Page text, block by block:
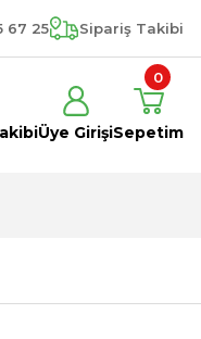
67 25 Sipariş Takibi
Üye GirişiSepetim
0